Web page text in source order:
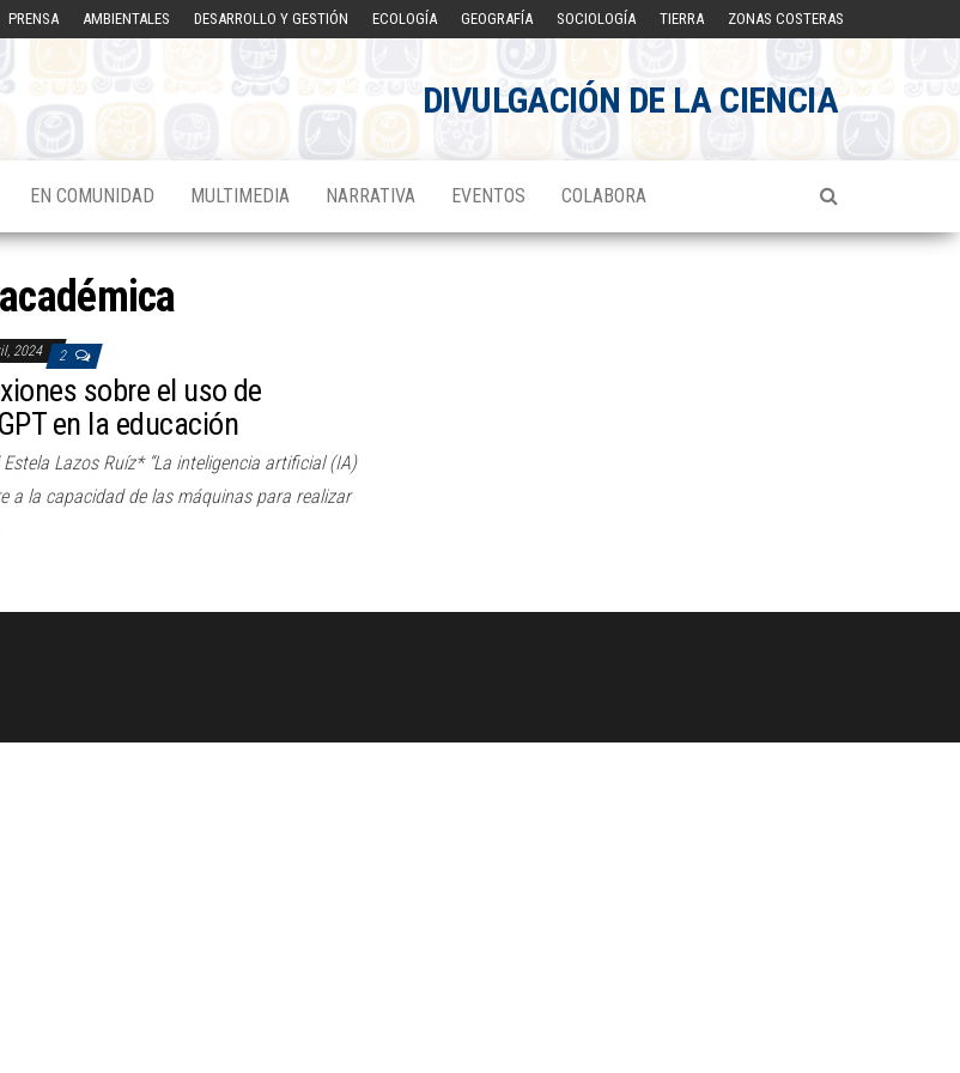
PRENSA AMBIENTALES DESARROLLO Y GESTIÓN ECOLOGÍA GEOGRAFÍA SOCIOLOGÍA TIERRA ZONAS COSTERAS
DIVULGACIÓN DE LA CIENCIA
EN COMUNIDAD MULTIMEDIA NARRATIVA EVENTOS COLABORA
2024 2
sobre el uso de
en la educación
Estela Lazos Ruíz* “La inteligencia artificial (IA)
a la capacidad de las máquinas para realizar